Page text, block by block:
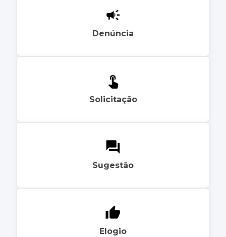
Denúncia
Solicitação
Sugestão
Elogio